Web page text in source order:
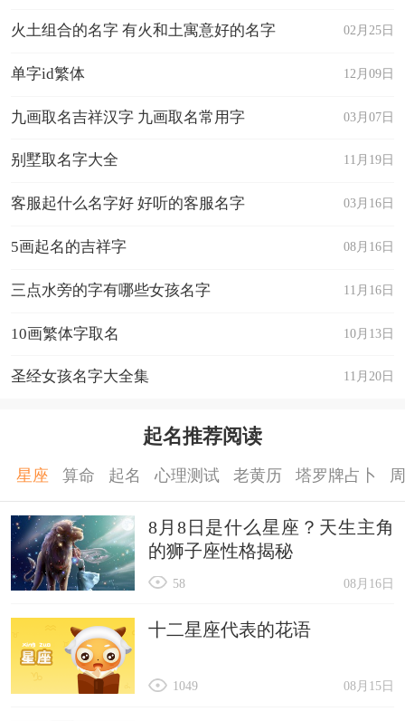
02月25日
火土组合的名字 有火和土寓意好的名字
12月09日
单字id繁体
03月07日
九画取名吉祥汉字 九画取名常用字
11月19日
别墅取名字大全
03月16日
客服起什么名字好 好听的客服名字
08月16日
5画起名的吉祥字
11月16日
三点水旁的字有哪些女孩名字
10月13日
10画繁体字取名
11月20日
圣经女孩名字大全集
起名推荐阅读
星座 算命 起名 心理测试 老黄历 塔罗牌占卜
8月8日是什么星座？天生主角
的狮子座性格揭秘
08月16日
58
十二星座代表的花语
08月15日
1049